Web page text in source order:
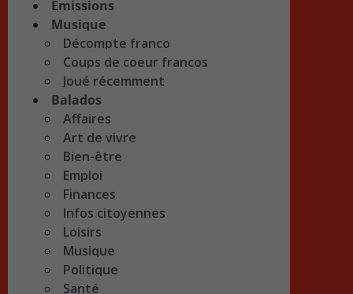
Émissions
Musique
Décompte franco
Coups de coeur francos
Joué récemment
Balados
Affaires
Art de vivre
Bien-être
Emploi
Finances
Infos citoyennes
Loisirs
Musique
Politique
Santé